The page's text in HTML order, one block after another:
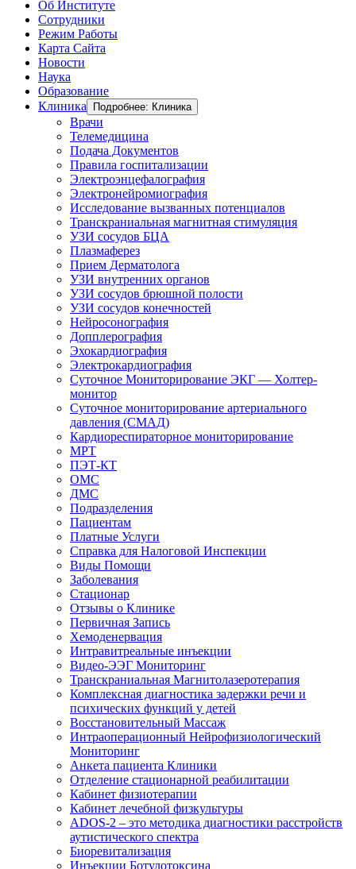
Об Институте
Сотрудники
Режим Работы
Карта Сайта
Новости
Наука
Образование
Клиника
Подробнее: Клиника
Врачи
Телемедицина
Подача Документов
Правила госпитализации
Электроэнцефалография
Электронейромиография
Исследование вызванных потенциалов
Транскраниальная магнитная стимуляция
УЗИ сосудов БЦА
Плазмаферез
Прием Дерматолога
УЗИ внутренних органов
УЗИ сосудов брюшной полости
УЗИ сосудов конечностей
Нейросонография
Допплерография
Эхокардиография
Электрокардиография
Суточное Мониторирование ЭКГ — Холтер-
монитор
Суточное мониторирование артериального
давления (СМАД)
Кардиореспираторное мониторирование
МРТ
ПЭТ-КТ
ОМС
ДМС
Подразделения
Пациентам
Платные Услуги
Справка для Налоговой Инспекции
Виды Помощи
Заболевания
Стационар
Отзывы о Клинике
Первичная Запись
Хемоденервация
Интравитреальные инъекции
Видео-ЭЭГ Мониторинг
Транскраниальная Магнитолазеротерапия
Комплексная диагностика задержки речи и
психических функций у детей
Восстановительный Массаж
Интраоперационный Нейрофизиологический
Мониторинг
Анкета пациента Клиники
Отделение стационарной реабилитации
Кабинет физиотерапии
Кабинет лечебной физкультуры
ADOS-2 – это методика диагностики расстройств
аутистического спектра
Биоревитализация
Инъекции Ботулотоксина